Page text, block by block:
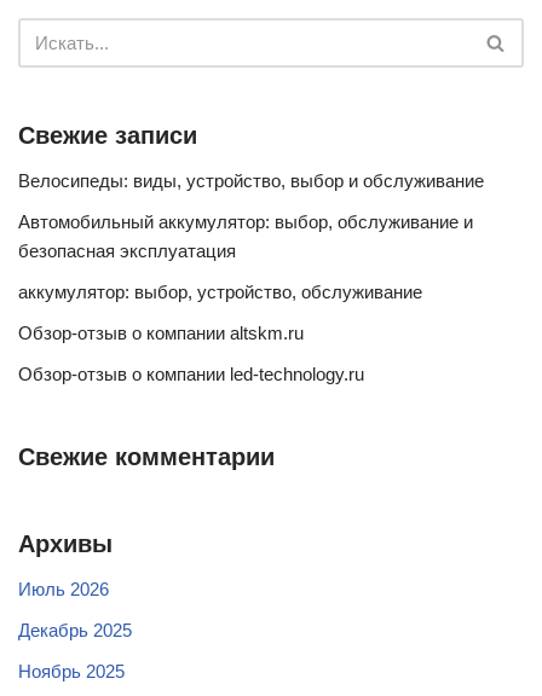
Свежие записи
Велосипеды: виды, устройство, выбор и обслуживание
Автомобильный аккумулятор: выбор, обслуживание и
безопасная эксплуатация
аккумулятор: выбор, устройство, обслуживание
Обзор-отзыв о компании altskm.ru
Обзор-отзыв о компании led-technology.ru
Свежие комментарии
Архивы
Июль 2026
Декабрь 2025
Ноябрь 2025